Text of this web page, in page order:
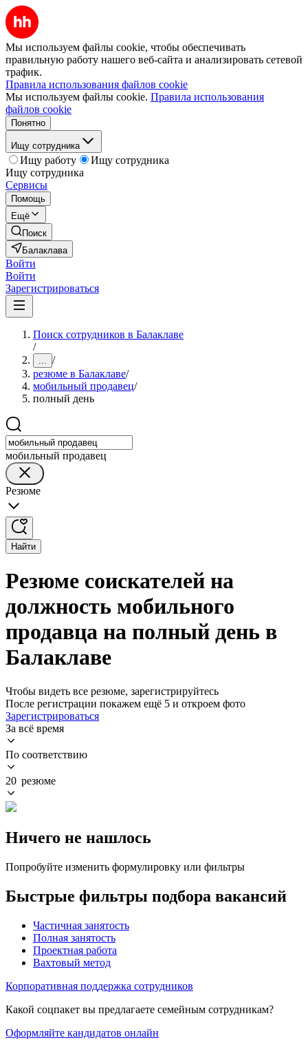
Мы используем файлы cookie, чтобы обеспечивать
правильную работу нашего веб-сайта и анализировать сетевой
трафик.
Правила использования файлов cookie
Мы используем файлы cookie. Правила использования
файлов cookie
Понятно
Ищу сотрудника
Ищу работу
Ищу сотрудника
Ищу сотрудника
Сервисы
Помощь
Ещё
Поиск
Балаклава
Войти
Войти
Зарегистрироваться
Поиск сотрудников в Балаклаве
/
... /
резюме в Балаклаве/
мобильный продавец/
полный день
мобильный продавец
Резюме
Найти
Резюме соискателей на
должность мобильного
продавца на полный день в
Балаклаве
Чтобы видеть все резюме, зарегистрируйтесь
После регистрации покажем ещё 5 и откроем фото
Зарегистрироваться
За всё время
По соответствию
20 резюме
Ничего не нашлось
Попробуйте изменить формулировку или фильтры
Быстрые фильтры подбора вакансий
Частичная занятость
Полная занятость
Проектная работа
Вахтовый метод
Корпоративная поддержка сотрудников
Какой соцпакет вы предлагаете семейным сотрудникам?
Оформляйте кандидатов онлайн